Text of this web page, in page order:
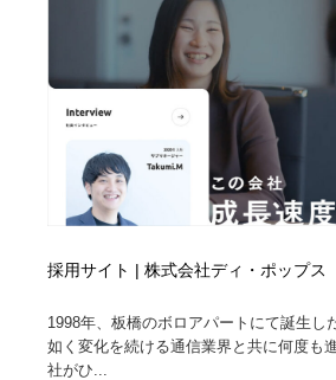
採用サイト | 株式会社ディ・ポップス
1998年、板橋のボロアパートにて誕生し
如く変化を続ける通信業界と共に何度も
社がひ...